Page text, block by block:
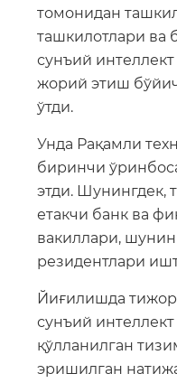
томонидан
ташкилотлари ва
сунъий
жорий этиш
ўтди.
Унда Рақамли
биринчи
этди. Шунингдек,
етакчи банк ва
вакиллари,
резидентлари
Йиғилишда
сунъий
қўлланилган
эришилган